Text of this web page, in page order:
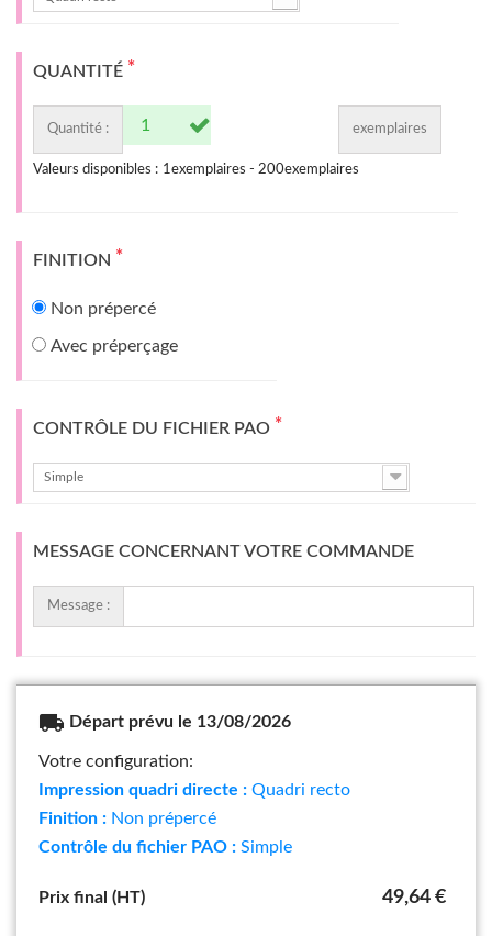
QUANTITÉ *
Quantité : exemplaires
Valeurs disponibles : 1exemplaires - 200exemplaires
FINITION *
Non prépercé
Avec préperçage
CONTRÔLE DU FICHIER PAO *
Simple
MESSAGE CONCERNANT VOTRE COMMANDE
Message :
local_shipping Départ prévu le 13/08/2026
Votre configuration:
Impression quadri directe : Quadri recto
Finition : Non prépercé
Contrôle du fichier PAO : Simple
Prix final (HT) 49,64 €